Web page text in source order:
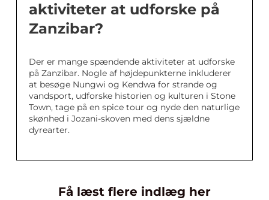
aktiviteter at udforske på
Zanzibar?
Der er mange spændende aktiviteter at udforske
på Zanzibar. Nogle af højdepunkterne inkluderer
at besøge Nungwi og Kendwa for strande og
vandsport, udforske historien og kulturen i Stone
Town, tage på en spice tour og nyde den naturlige
skønhed i Jozani-skoven med dens sjældne
dyrearter.
Få læst flere indlæg her